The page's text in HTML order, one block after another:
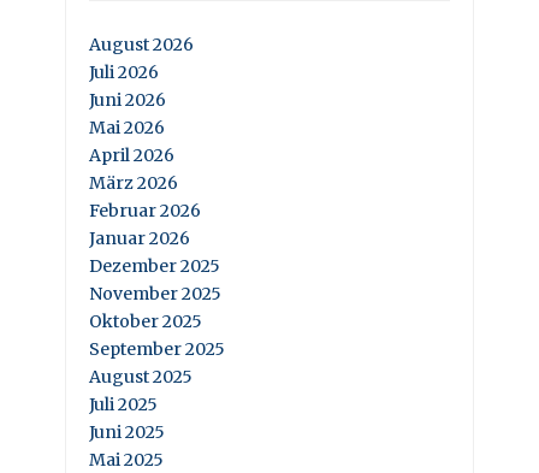
August 2026
Juli 2026
Juni 2026
Mai 2026
April 2026
März 2026
Februar 2026
Januar 2026
Dezember 2025
November 2025
Oktober 2025
September 2025
August 2025
Juli 2025
Juni 2025
Mai 2025